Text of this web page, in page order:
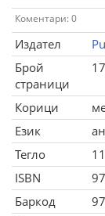
Коментари: 0
Издател
Брой
страници
Корици
Език
Тегло
ISBN
Баркод